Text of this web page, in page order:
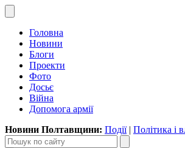
Головна
Новини
Блоги
Проекти
Фото
Досьє
Війна
Допомога армії
Новини Полтавщини: Події| Політика і